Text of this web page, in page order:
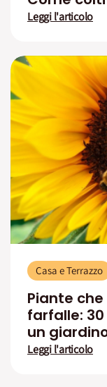
Leggi l'articolo
Casa e Terrazzo
Piante
farfalle:
un
Leggi l'articolo